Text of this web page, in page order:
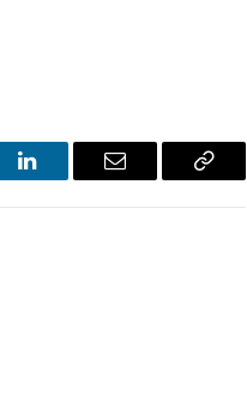
LinkedIn Email
Copy